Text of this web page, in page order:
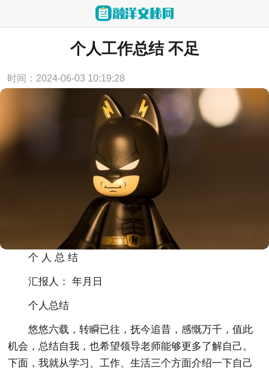
当前位置： 首页 > 工作总结
个人工作总结 不足
时间：2024-06-03 10:19:28
个 人 总 结
汇报人： 年月日
个人总结
悠悠六载，转瞬已往，抚今追昔，感慨万千，值此
机会，总结自我，也希望领导老师能够更多了解自己。
下面，我就从学习、工作、生活三个方面介绍一下自己